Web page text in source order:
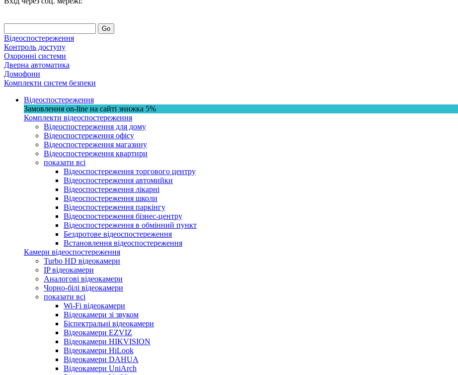
Go
Відеоспостереження
Контроль доступу
Охоронні системи
Дверна автоматика
Домофони
Комплекти систем безпеки
Відеоспостереження
Замовлення on-line на сайті знижка 5%
Комплекти відеоспостереження
Відеоспостереження для дому
Відеоспостереження офісу
Відеоспостереження магазину
Відеоспостереження квартири
показати всі
Відеоспостереження торгового центру
Відеоспостереження автомийки
Відеоспостереження лікарні
Відеоспостереження школи
Відеоспостереження паркінгу
Відеоспостереження бізнес-центру
Відеоспостереження в обмінний пункт
Бездротове відеоспостереження
Встановлення відеоспостереження
Камери відеоспостереження
Turbo HD відеокамери
IP відеокамери
Аналогові відеокамери
Чорно-білі відеокамери
показати всі
Wi-Fi відеокамери
Відеокамери зі звуком
Біспектральні відеокамери
Відеокамери EZVIZ
Відеокамери HIKVISION
Відеокамери HiLook
Відеокамери DAHUA
Відеокамери UniArch